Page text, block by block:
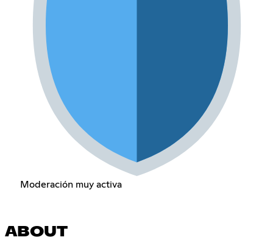
Moderación muy activa
ABOUT